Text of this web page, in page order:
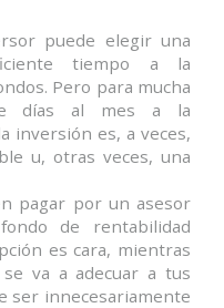
puede elegir una
tiempo a la
Pero para mucha
días al mes a la
inversión es, a veces,
u, otras veces, una
pagar por un asesor
de rentabilidad
es cara, mientras
va a adecuar a tus
ser innecesariamente